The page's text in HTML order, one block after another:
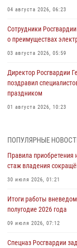
04 августа 2026, 06:23
Сотрудники
о преимуществах
03 августа 2026, 05:59
Директор Росгвардии
поздравил
праздником
01 августа 2026, 10:23
Российской Федерации
В Росгвардии
мировой войне 1914-
Внесены изменения в
гражданского оружия
ПОПУЛЯРНЫЕ
Правила
стаж владения
30 июля 2026, 01:21
Итоги работы
полугодие 2026 года
09 июля 2026, 07:12
Спецназ Росгвардии